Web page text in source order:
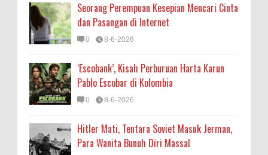
Seorang Perempuan Kesepian Mencari Cinta
dan Pasangan di Internet
0 8-6-2026
‘Escobank’, Kisah Perburuan Harta Karun
Pablo Escobar di Kolombia
0 8-6-2026
Hitler Mati, Tentara Soviet Masuk Jerman,
Para Wanita Bunuh Diri Massal